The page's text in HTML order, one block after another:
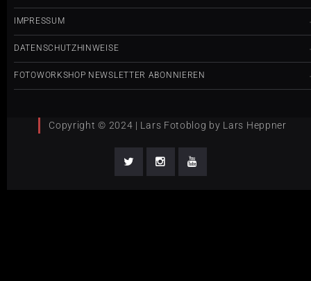
IMPRESSUM
DATENSCHUTZHINWEISE
FOTOWORKSHOP NEWSLETTER ABONNIEREN
Copyright © 2024 | Lars Fotoblog by Lars Heppner